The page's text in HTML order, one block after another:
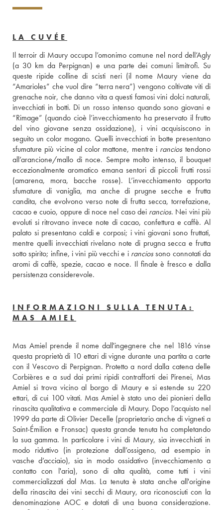
LA CUVÉE
Il terroir di Maury occupa l’omonimo comune nel nord dell’Agly
(a 30 km da Perpignan) e una parte dei comuni limitrofi. Su
queste ripide colline di scisti neri (il nome Maury viene da
“Amarioles” che vuol dire “terra nera”) vengono coltivate viti di
grenache noir, che danno vita a questi famosi vini dolci naturali,
invecchiati in botti. Di un rosso intenso quando sono giovani e
“Rimage” (quando cioè l’invecchiamento ha preservato il frutto
del vino giovane senza ossidazione), i vini acquisiscono in
seguito un color mogano. Quelli invecchiati in botte presentano
sfumature più vicine al color mattone, mentre i rancios tendono
all’arancione/mallo di noce. Sempre molto intenso, il bouquet
eccezionalmente aromatico emana sentori di piccoli frutti rossi
(amarena, mora, bacche rosse). L’invecchiamento apporta
sfumature di vaniglia, ma anche di prugne secche e frutta
candita, che evolvono verso note di frutta secca, torrefazione,
cacao e cuoio, oppure di noce nel caso dei rancios. Nei vini più
evoluti si ritrovano invece note di cacao, confettura e caffè. Al
palato si presentano caldi e corposi; i vini giovani sono fruttati,
mentre quelli invecchiati rivelano note di prugna secca e frutta
sotto spirito; infine, i vini più vecchi e i rancios sono connotati da
aromi di caffè, spezie, cacao e noce. Il finale è fresco e dalla
persistenza considerevole.
INFORMAZIONI SULLA TENUTA:
MAS AMIEL
Mas Amiel prende il nome dall'ingegnere che nel 1816 vinse
questa proprietà di 10 ettari di vigne durante una partita a carte
con il Vescovo di Perpignan. Protetto a nord dalla catena delle
Corbières e a sud dai primi ripidi contrafforti dei Pirenei, Mas
Amiel si trova vicino al borgo di Maury e si estende su 220
ettari, di cui 100 vitati. Mas Amiel è stato uno dei pionieri della
rinascita qualitativa e commerciale di Maury. Dopo l’acquisto nel
1999 da parte di Olivier Decelle (proprietario anche di vigneti a
Saint-Émilion e Fronsac) questa grande tenuta ha completando
la sua gamma. In particolare i vini di Maury, sia invecchiati in
modo riduttivo (in protezione dall’ossigeno, ad esempio in
vasche d’acciaio), sia in modo ossidativo (invecchiamento a
contatto con l'aria), sono di alta qualità, come tutti i vini
commercializzati dal Mas. La tenuta è stata anche all'origine
della rinascita dei vini secchi di Maury, ora riconosciuti con la
denominazione AOC e dotati di una buona considerazione.